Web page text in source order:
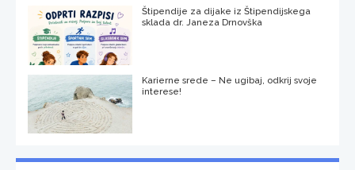
Štipendije za dijake iz Štipendijskega
sklada dr. Janeza Drnovška
Karierne srede – Ne ugibaj, odkrij svoje
interese!